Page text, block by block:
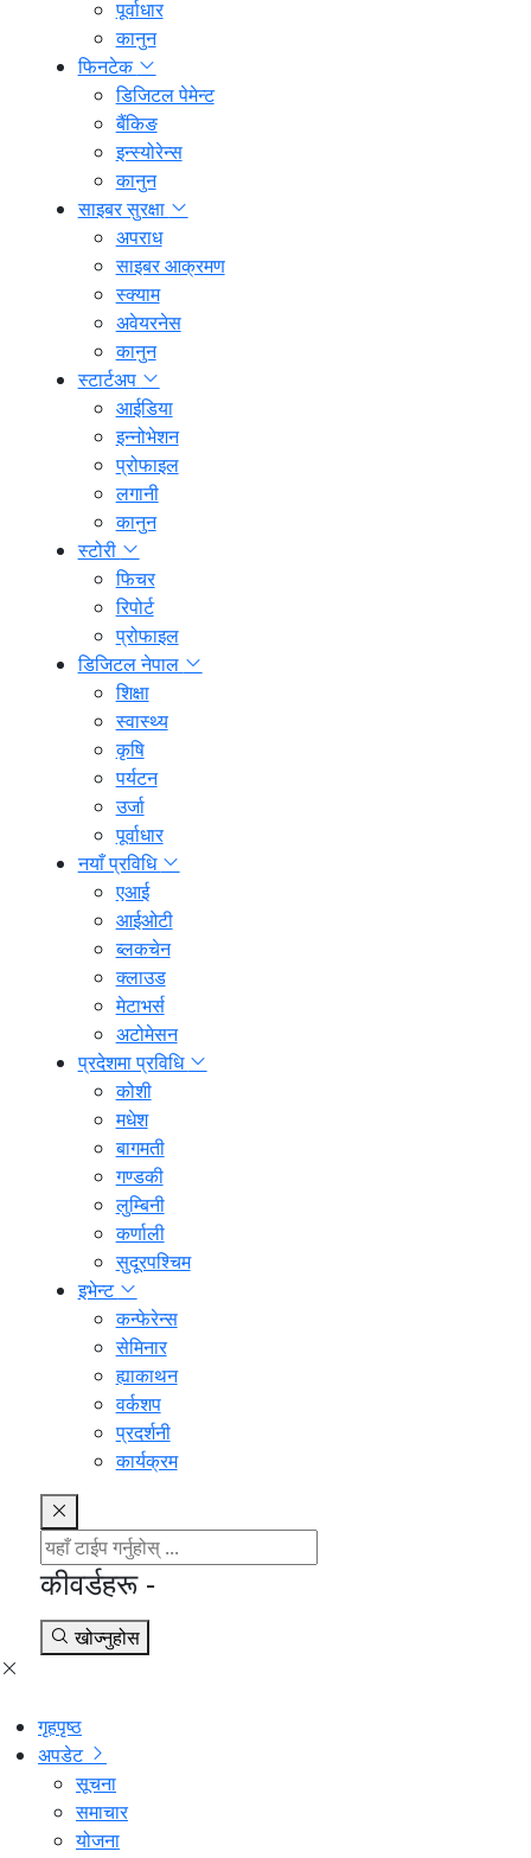
पूर्वाधार
कानुन
फिनटेक
डिजिटल पेमेन्ट
बैंकिङ
इन्स्योरेन्स
कानुन
साइबर सुरक्षा
अपराध
साइबर आक्रमण
स्क्याम
अवेयरनेस
कानुन
स्टार्टअप
आईडिया
इन्नोभेशन
प्रोफाइल
लगानी
कानुन
स्टोरी
फिचर
रिपोर्ट
प्रोफाइल
डिजिटल नेपाल
शिक्षा
स्वास्थ्य
कृषि
पर्यटन
उर्जा
पूर्वाधार
नयाँ प्रविधि
एआई
आईओटी
ब्लकचेन
क्लाउड
मेटाभर्स
अटोमेसन
प्रदेशमा प्रविधि
कोशी
मधेश
बागमती
गण्डकी
लुम्बिनी
कर्णाली
सुदूरपश्चिम
इभेन्ट
कन्फेरेन्स
सेमिनार
ह्याकाथन
वर्कशप
प्रदर्शनी
कार्यक्रम
कीवर्डहरू -
खोज्नुहोस
गृहपृष्ठ
अपडेट
सूचना
समाचार
योजना